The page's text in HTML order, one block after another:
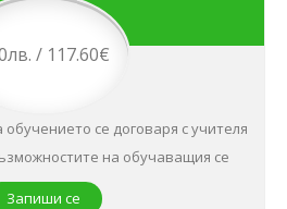
/ 117.60€
се договаря с учителя
на обучаващия се
Запиши се